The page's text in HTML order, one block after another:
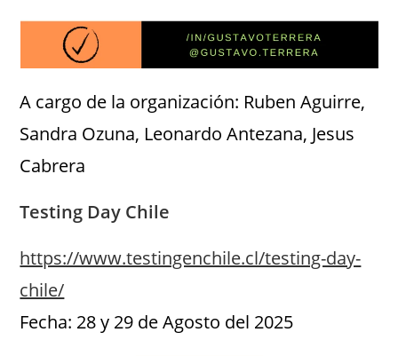
A cargo de la organización: Ruben Aguirre,
Sandra Ozuna, Leonardo Antezana, Jesus
Cabrera
Testing Day Chile
https://www.testingenchile.cl/testing-day-
chile/
Fecha: 28 y 29 de Agosto del 2025